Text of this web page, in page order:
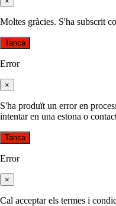
Moltes gràcies. S'ha subscrit
Tanca
Error
×
S'ha produït un error en
intentar en una estona o
Tanca
Error
×
Cal acceptar els termes i